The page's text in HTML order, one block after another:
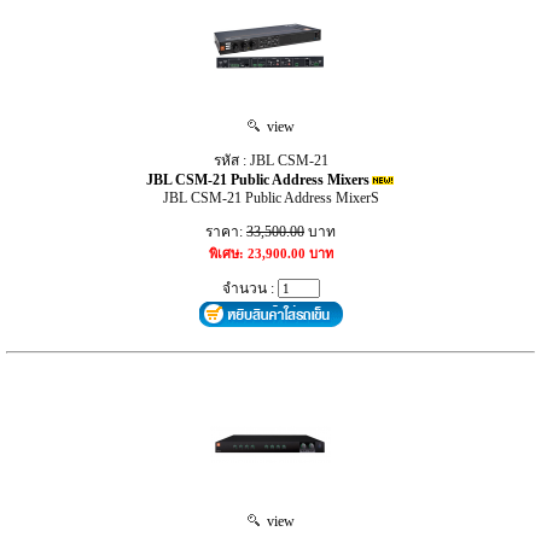
view
รหัส : JBL CSM-21
JBL CSM-21 Public Address Mixers
JBL CSM-21 Public Address MixerS
ราคา: 33,500.00 บาท
พิเศษ: 23,900.00 บาท
จำนวน :
view